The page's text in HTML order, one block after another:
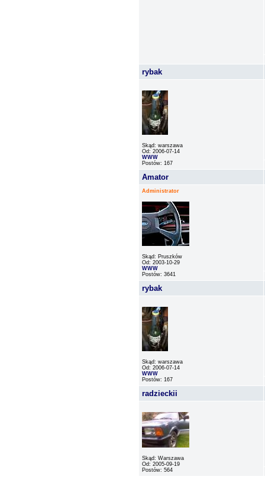
rybak
Skąd: warszawa
Od: 2006-07-14
WWW
Postów: 167
Amator
Administrator
Skąd: Pruszków
Od: 2003-10-29
WWW
Postów: 3641
rybak
Skąd: warszawa
Od: 2006-07-14
WWW
Postów: 167
radzieckii
Skąd: Warszawa
Od: 2005-09-19
Postów: 564